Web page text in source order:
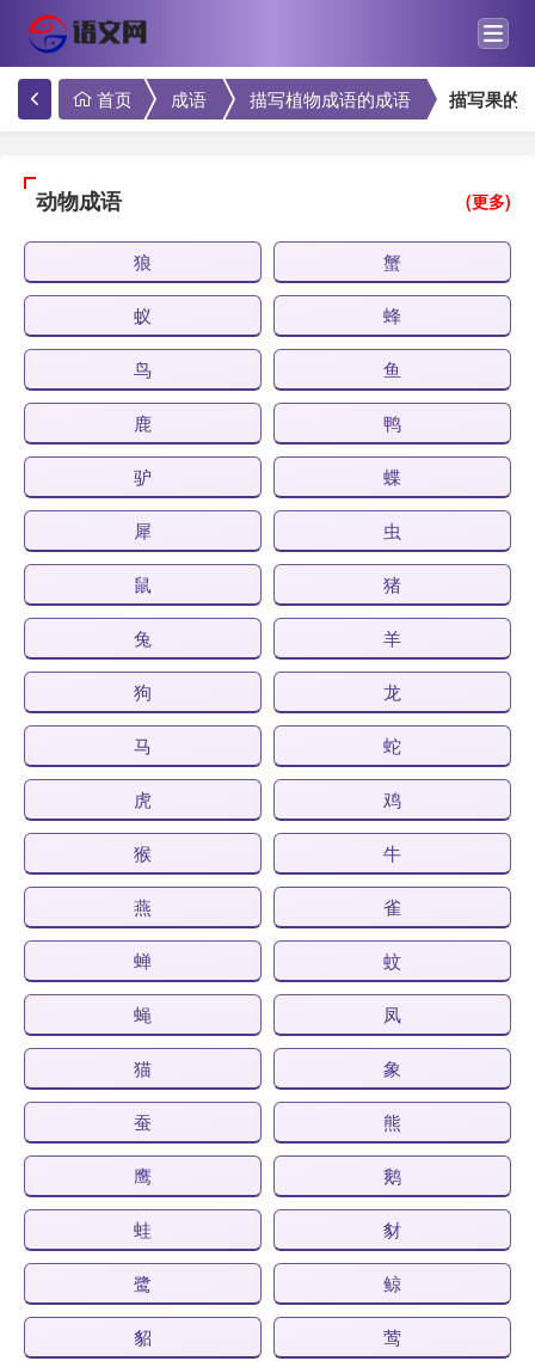
首页 成语 描写植物成语的成语 描写果的
动物成语 (更多)
狼 蟹
蚁 蜂
鸟 鱼
鹿 鸭
驴 蝶
犀 虫
鼠 猪
兔 羊
狗 龙
马 蛇
虎 鸡
猴 牛
燕 雀
蝉 蚊
蝇 凤
猫 象
蚕 熊
鹰 鹅
蛙 豺
鹭 鲸
貂 莺